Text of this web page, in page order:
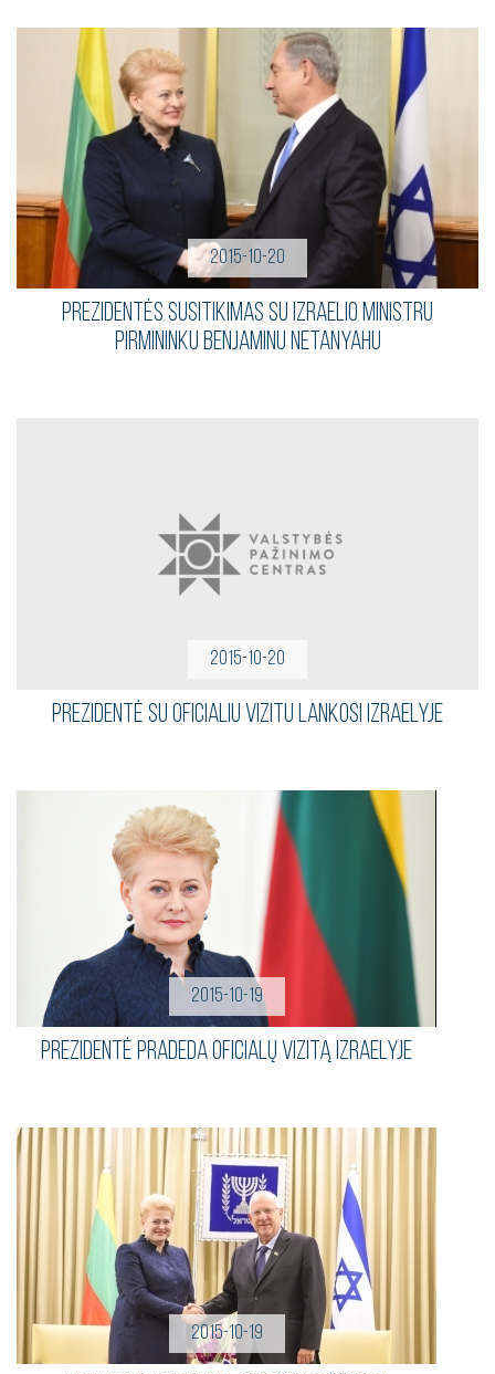
2015-10-20
Prezidentės susitikimas su Izraelio Ministru
Pirmininku Benjaminu Netanyahu
2015-10-20
Prezidentė su oficialiu vizitu lankosi Izraelyje
2015-10-19
Prezidentė pradeda oficialų vizitą Izraelyje
2015-10-19